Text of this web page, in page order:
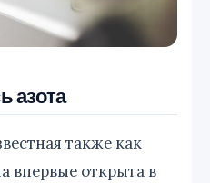
азота
также как
впервые открыта в